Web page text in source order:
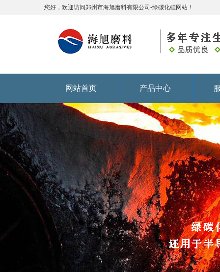
您好，欢迎访问郑州市海旭磨料有限公司-绿碳化硅网站！
网站首页 产品中心